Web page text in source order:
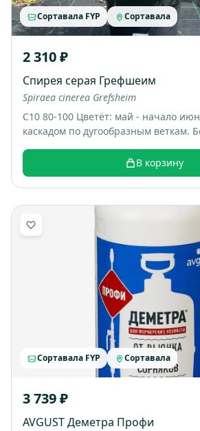
Сортавала FYP Сортавала
2 310 ₽
Спирея серая Грефшеим
Spiraea cinerea Grefsheim
С10 80-100 Цветёт: май - начало
каскадом по дугообразным веткам.
цветами, выглядит как “белый
размер: примерно 1,5-2 м высотой
В корзину
Сортавала FYP Сортавала
3 739 ₽
AVGUST Деметра Профи